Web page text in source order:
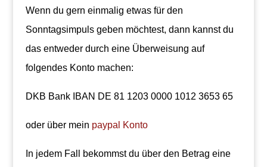
Wenn du gern einmalig etwas für den
Sonntagsimpuls geben möchtest, dann kannst du
das entweder durch eine Überweisung auf
folgendes Konto machen:
DKB Bank IBAN DE 81 1203 0000 1012 3653 65
oder über mein paypal Konto
In jedem Fall bekommst du über den Betrag eine